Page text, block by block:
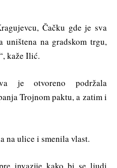
Čačku gde je sva
uništena na gradskom trgu,
kaže Ilić.
je otvoreno podržala
Trojnom paktu, a zatim i
na ulice i smenila vlast.
invazije kako bi se ljudi